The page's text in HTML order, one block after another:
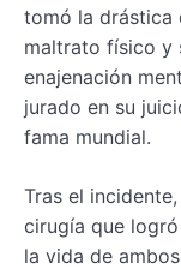
tomó la drástica
maltrato físico y
enajenación
jurado en su
fama mundial.
Tras el
cirugía que
la vida de